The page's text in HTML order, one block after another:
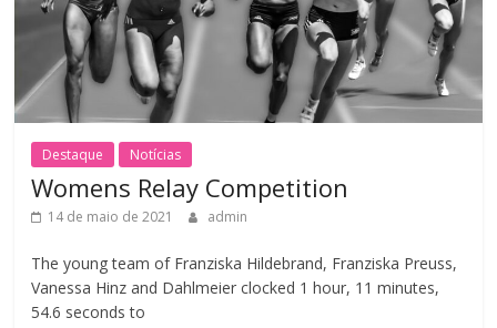
Destaque Notícias
Womens Relay Competition
14 de maio de 2021 admin
The young team of Franziska Hildebrand, Franziska Preuss,
Vanessa Hinz and Dahlmeier clocked 1 hour, 11 minutes,
54.6 seconds to